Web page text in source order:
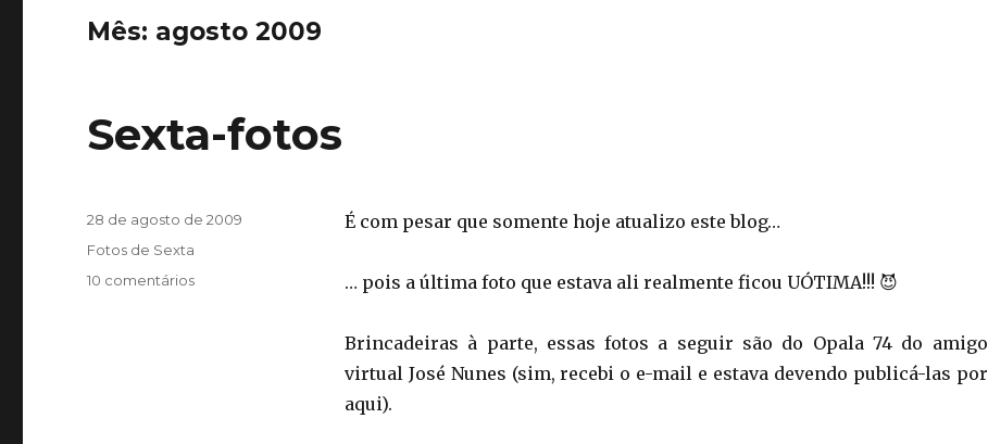
Mês: agosto 2009
Sexta-fotos
É com pesar que somente hoje atualizo este blog…
… pois a última foto que estava ali realmente ficou UÓTIMA!!! 😈
Brincadeiras à parte, essas fotos a seguir são do Opala 74 do amigo
virtual José Nunes (sim, recebi o e-mail e estava devendo publicá-las por
aqui).
Publicado
28 de agosto de 2009
Categorias
Fotos de Sexta
10 comentáriosem